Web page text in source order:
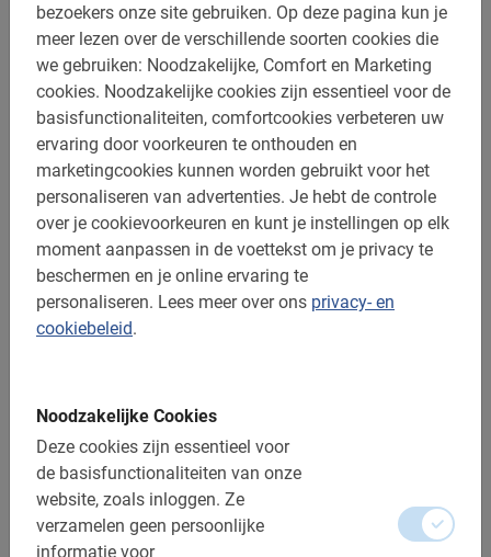
bezoekers onze site gebruiken. Op deze pagina kun je
meer lezen over de verschillende soorten cookies die
we gebruiken: Noodzakelijke, Comfort en Marketing
cookies. Noodzakelijke cookies zijn essentieel voor de
basisfunctionaliteiten, comfortcookies verbeteren uw
ervaring door voorkeuren te onthouden en
marketingcookies kunnen worden gebruikt voor het
personaliseren van advertenties. Je hebt de controle
over je cookievoorkeuren en kunt je instellingen op elk
moment aanpassen in de voettekst om je privacy te
beschermen en je online ervaring te
personaliseren. Lees meer over ons privacy- en
cookiebeleid.
Noodzakelijke Cookies
Deze cookies zijn essentieel voor
de basisfunctionaliteiten van onze
website, zoals inloggen. Ze
verzamelen geen persoonlijke
informatie voor
3 uur
Alicante Strand Fietstour
Alicante.
5.0
€ 35,-